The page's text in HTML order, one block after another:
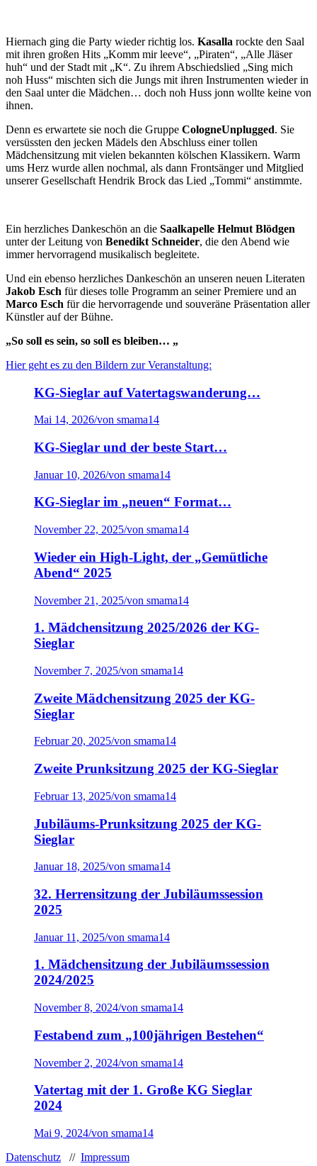
Hiernach ging die Party wieder richtig los. Kasalla rockte den Saal
mit ihren großen Hits „Komm mir leeve“, „Piraten“, „Alle Jläser
huh“ und der Stadt mit „K“. Zu ihrem Abschiedslied „Sing mich
noh Huss“ mischten sich die Jungs mit ihren Instrumenten wieder in
den Saal unter die Mädchen… doch noh Huss jonn wollte keine von
ihnen.
Denn es erwartete sie noch die Gruppe CologneUnplugged. Sie
versüssten den jecken Mädels den Abschluss einer tollen
Mädchensitzung mit vielen bekannten kölschen Klassikern. Warm
ums Herz wurde allen nochmal, als dann Frontsänger und Mitglied
unserer Gesellschaft Hendrik Brock das Lied „Tommi“ anstimmte.
Ein herzliches Dankeschön an die Saalkapelle Helmut Blödgen
unter der Leitung von Benedikt Schneider, die den Abend wie
immer hervorragend musikalisch begleitete.
Und ein ebenso herzliches Dankeschön an unseren neuen Literaten
Jakob Esch für dieses tolle Programm an seiner Premiere und an
Marco Esch für die hervorragende und souveräne Präsentation aller
Künstler auf der Bühne.
„So soll es sein, so soll es bleiben… „
Hier geht es zu den Bildern zur Veranstaltung:
KG-Sieglar auf Vatertagswanderung…
Mai 14, 2026/von smama14
KG-Sieglar und der beste Start…
Januar 10, 2026/von smama14
KG-Sieglar im „neuen“ Format…
November 22, 2025/von smama14
Wieder ein High-Light, der „Gemütliche
Abend“ 2025
November 21, 2025/von smama14
1. Mädchensitzung 2025/2026 der KG-
Sieglar
November 7, 2025/von smama14
Zweite Mädchensitzung 2025 der KG-
Sieglar
Februar 20, 2025/von smama14
Zweite Prunksitzung 2025 der KG-Sieglar
Februar 13, 2025/von smama14
Jubiläums-Prunksitzung 2025 der KG-
Sieglar
Januar 18, 2025/von smama14
32. Herrensitzung der Jubiläumssession
2025
Januar 11, 2025/von smama14
1. Mädchensitzung der Jubiläumssession
2024/2025
November 8, 2024/von smama14
Festabend zum „100jährigen Bestehen“
November 2, 2024/von smama14
Vatertag mit der 1. Große KG Sieglar
2024
Mai 9, 2024/von smama14
Datenschutz // Impressum